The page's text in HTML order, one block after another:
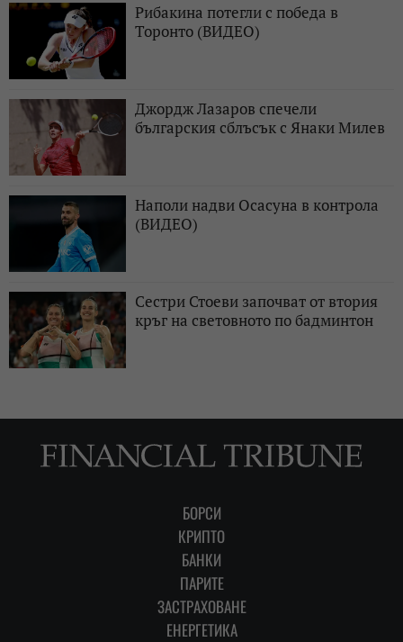
Рибакина потегли с победа в
Торонто (ВИДЕО)
Джордж Лазаров спечели
българския сблъсък с Янаки Милев
Наполи надви Осасуна в контрола
(ВИДЕО)
Сестри Стоеви започват от втория
кръг на световното по бадминтон
БОРСИ
КРИПТО
БАНКИ
ПАРИТЕ
ЗАСТРАХОВАНЕ
ЕНЕРГЕТИКА